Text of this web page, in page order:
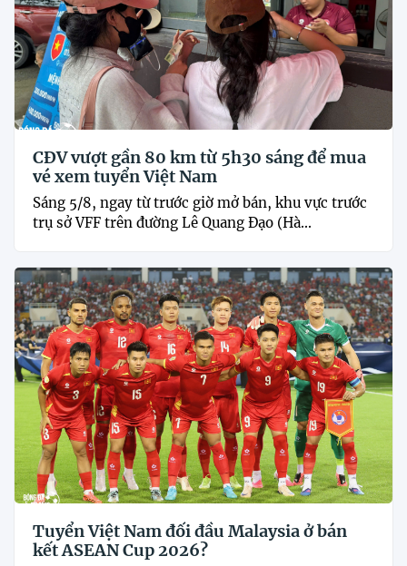
CĐV vượt gần 80 km từ 5h30 sáng để mua
vé xem tuyển Việt Nam
Sáng 5/8, ngay từ trước giờ mở bán, khu vực trước
trụ sở VFF trên đường Lê Quang Đạo (Hà...
Tuyển Việt Nam đối đầu Malaysia ở bán
kết ASEAN Cup 2026?